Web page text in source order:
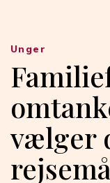
vælger
Unger